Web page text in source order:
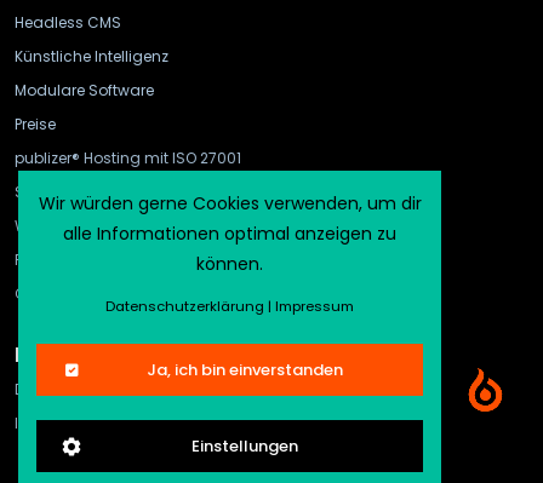
Headless CMS
Künstliche Intelligenz
Modulare Software
Preise
publizer® Hosting mit ISO 27001
Schnittstellen
WebHook und API Gateway
FAQ
CMS-Vergleich
Rechtliches
Datenschutz
Impressum
Wir würden gerne Cookies verwenden, um dir
alle Informationen optimal anzeigen zu
können.
Datenschutzerklärung |Impressum
Ja, ich bin einverstanden
Einstellungen